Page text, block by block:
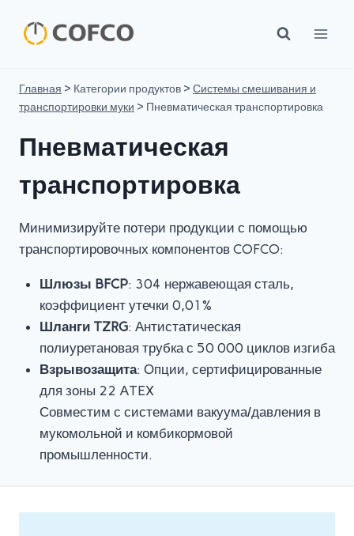
Главная > Категории продуктов > Системы смешивания и
транспортировки муки > Пневматическая транспортировка
Пневматическая
транспортировка
Минимизируйте потери продукции с помощью
транспортировочных компонентов COFCO:
Шлюзы BFCP: 304 нержавеющая сталь,
коэффициент утечки 0,01%
Шланги TZRG: Антистатическая
полиуретановая трубка с 50 000 циклов изгиба
Взрывозащита: Опции, сертифицированные
для зоны 22 ATEX
Совместим с системами вакуума/давления в
мукомольной и комбикормовой
промышленности.